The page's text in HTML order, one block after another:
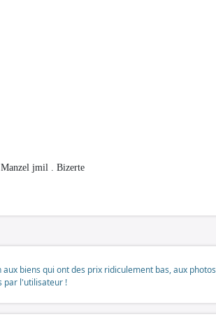
jmil . Bizerte
biens qui ont des prix ridiculement bas, aux photos
par l'utilisateur !